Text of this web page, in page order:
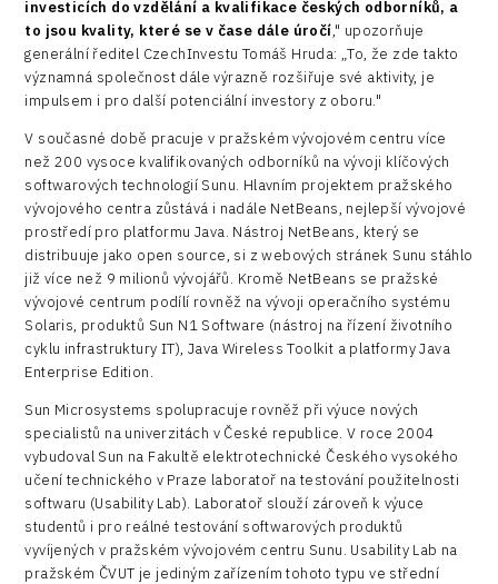
investicích do vzdělání a kvalifikace českých odborníků, a
to jsou kvality, které se v čase dále úročí," upozorňuje
generální ředitel CzechInvestu Tomáš Hruda: „To, že zde takto
významná společnost dále výrazně rozšiřuje své aktivity, je
impulsem i pro další potenciální investory z oboru."
V současné době pracuje v pražském vývojovém centru více
než 200 vysoce kvalifikovaných odborníků na vývoji klíčových
softwarových technologií Sunu. Hlavním projektem pražského
vývojového centra zůstává i nadále NetBeans, nejlepší vývojové
prostředí pro platformu Java. Nástroj NetBeans, který se
distribuuje jako open source, si z webových stránek Sunu stáhlo
již více než 9 milionů vývojářů. Kromě NetBeans se pražské
vývojové centrum podílí rovněž na vývoji operačního systému
Solaris, produktů Sun N1 Software (nástroj na řízení životního
cyklu infrastruktury IT), Java Wireless Toolkit a platformy Java
Enterprise Edition.
Sun Microsystems spolupracuje rovněž při výuce nových
specialistů na univerzitách v České republice. V roce 2004
vybudoval Sun na Fakultě elektrotechnické Českého vysokého
učení technického v Praze laboratoř na testování použitelnosti
softwaru (Usability Lab). Laboratoř slouží zároveň k výuce
studentů i pro reálné testování softwarových produktů
vyvíjených v pražském vývojovém centru Sunu. Usability Lab na
pražském ČVUT je jediným zařízením tohoto typu ve střední